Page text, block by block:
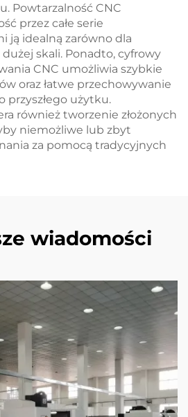
Powtarzalność CNC
przez całe serie
ją idealną zarówno dla
skali. Ponadto, cyfrowy
CNC umożliwia szybkie
oraz łatwe przechowywanie
przyszłego użytku.
również tworzenie złożonych
niemożliwe lub zbyt
za pomocą tradycyjnych
wiadomości